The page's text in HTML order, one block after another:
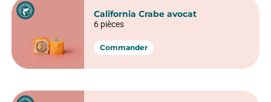
California Crabe avocat
6 pièces
Commander